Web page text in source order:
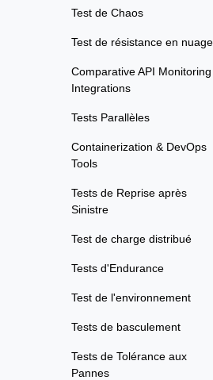
Test de Chaos
Test de résistance en nuage
Comparative API
Integrations
Tests Parallèles
Containerization & DevOps
Tools
Tests de Reprise après
Sinistre
Test de charge distribué
Tests d'Endurance
Test de l'environnement
Tests de basculement
Tests de Tolérance aux
Pannes